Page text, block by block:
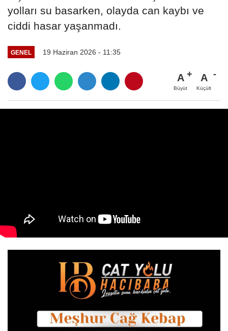
yolları su basarken, olayda can kaybı ve
ciddi hasar yaşanmadı.
GENEL 19 Haziran 2026 - 11:35
A
Büyüt
A
Küçült